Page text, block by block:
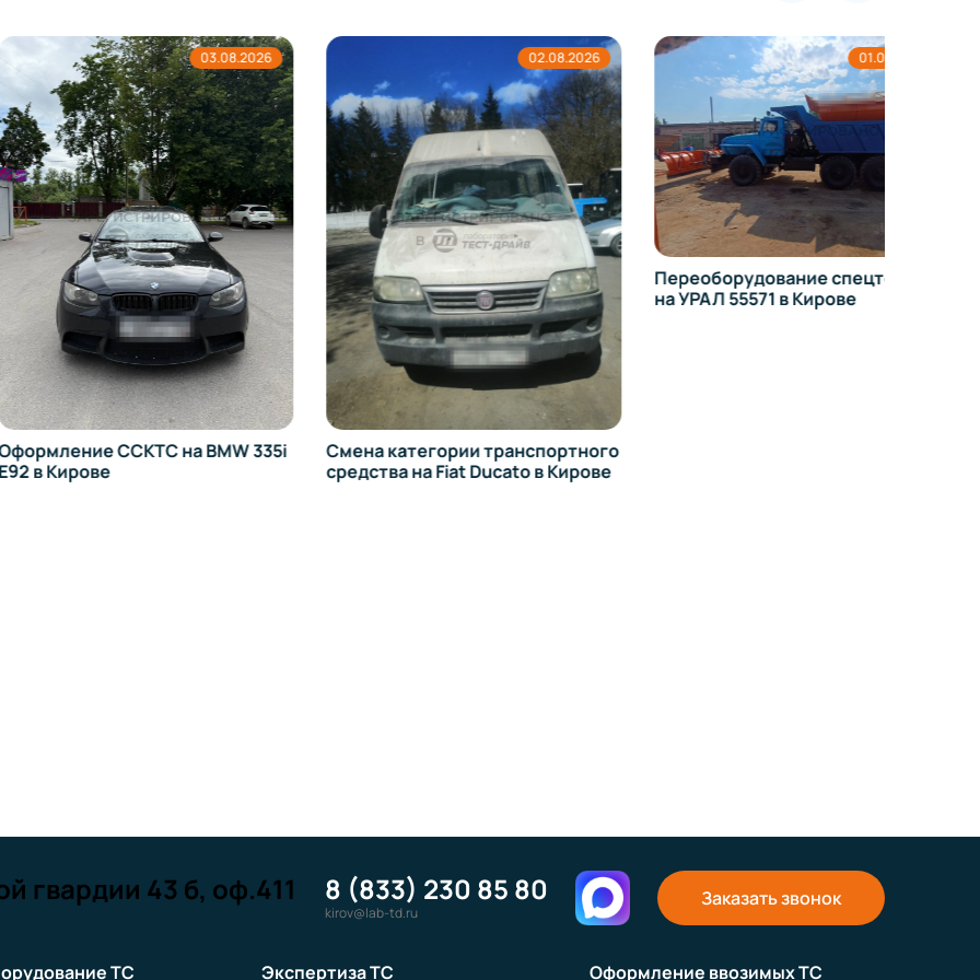
03.08.2026
ССКТС на BMW 335i
02.08.2026
Смена категории транспортного
средства на Fiat Ducato в Кирове
01.08.2026
Переоборудование спецтехники
на УРАЛ 55571 в Кирове
гвардии 43 б, оф.411 8 (833) 230 85 80
kirov@lab-td.ru
Заказать звонок
ТС Экспертиза ТС Оформление ввозимых ТС